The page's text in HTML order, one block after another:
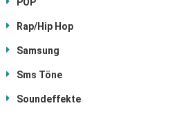
Rap/Hip Hop
Samsung
Sms Töne
Soundeffekte